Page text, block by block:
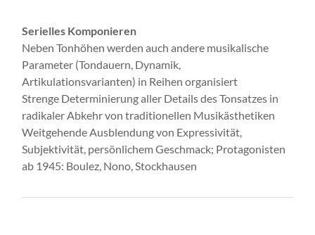
Serielles Komponieren
Neben Tonhöhen werden auch andere musikalische
Parameter (Tondauern, Dynamik,
Artikulationsvarianten) in Reihen organisiert
Strenge Determinierung aller Details des Tonsatzes in
radikaler Abkehr von traditionellen Musikästhetiken
Weitgehende Ausblendung von Expressivität,
Subjektivität, persönlichem Geschmack; Protagonisten
ab 1945: Boulez, Nono, Stockhausen